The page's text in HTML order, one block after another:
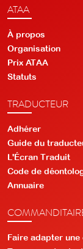
ATAA
À propos
Organisation
Prix ATAA
Statuts
TRADUCTEUR
Adhérer
Guide du
L'Écran Traduit
Code de
Annuaire
Faire adapter